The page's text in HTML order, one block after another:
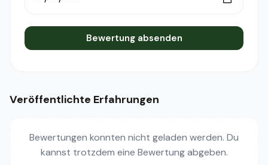
Bewertung absenden
Veröffentlichte Erfahrungen
Bewertungen konnten nicht geladen werden. Du
kannst trotzdem eine Bewertung abgeben.